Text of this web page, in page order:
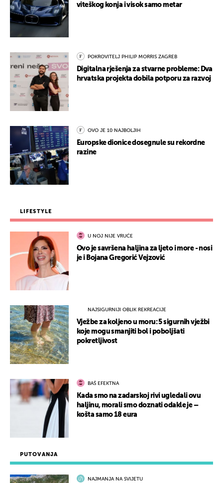
PUTOVANJA
NAJMANJA NA SVIJETU
viteškog konja i visok samo metar
POKROVITELJ PHILIP MORRIS ZAGREB
Digitalna rješenja za stvarne probleme: Dva
hrvatska projekta dobila potporu za razvoj
OVO JE 10 NAJBOLJIH
Europske dionice dosegnule su rekordne
razine
LIFESTYLE
U NOJ NIJE VRUĆE
Ovo je savršena haljina za ljeto i more - nosi
je i Bojana Gregorić Vejzović
NAJSIGURNIJI OBLIK REKREACIJE
Vježbe za koljeno u moru: 5 sigurnih vježbi
koje mogu smanjiti bol i poboljšati
pokretljivost
BAŠ EFEKTNA
Kada smo na zadarskoj rivi ugledali ovu
haljinu, morali smo doznati odakle je –
košta samo 18 eura